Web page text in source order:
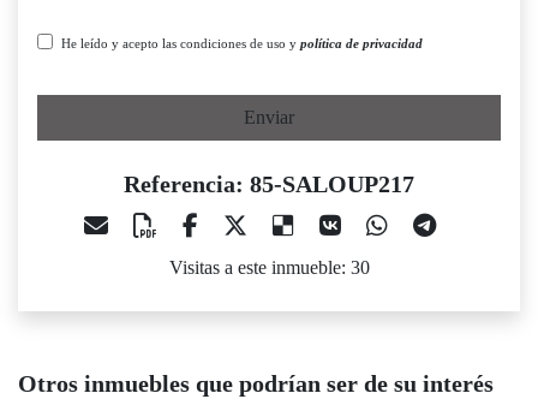
He leído y acepto las condiciones de uso y política de privacidad
Enviar
Referencia: 85-SALOUP217
Visitas a este inmueble: 30
Otros inmuebles que podrían ser de su interés